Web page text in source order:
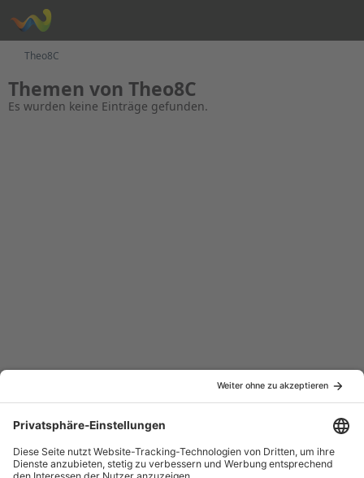
Theo8C
Themen von Theo8C
Es wurden keine Einträge gefunden.